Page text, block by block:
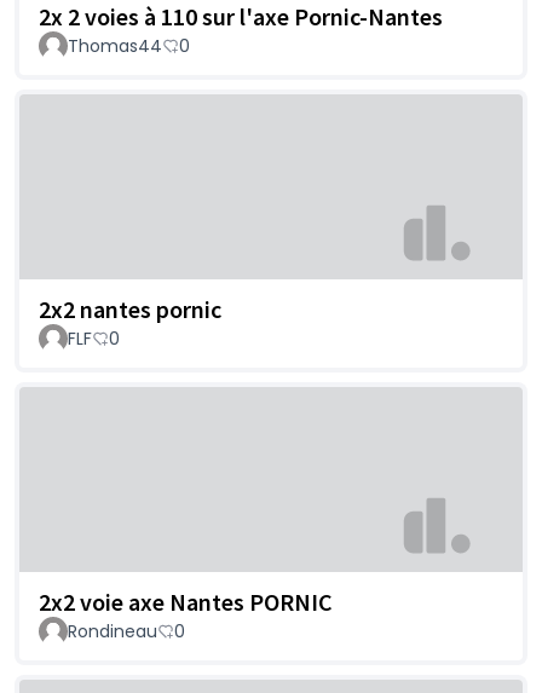
2x 2 voies à 110 sur l'axe Pornic-Nantes
Thomas44 0
2x2 nantes pornic
FLF 0
2x2 voie axe Nantes PORNIC
Rondineau 0